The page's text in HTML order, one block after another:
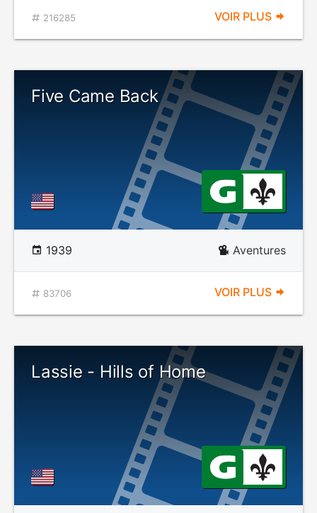
216285 VOIR PLUS
Five Came Back
1939 Aventures
83706 VOIR PLUS
Lassie - Hills of Home